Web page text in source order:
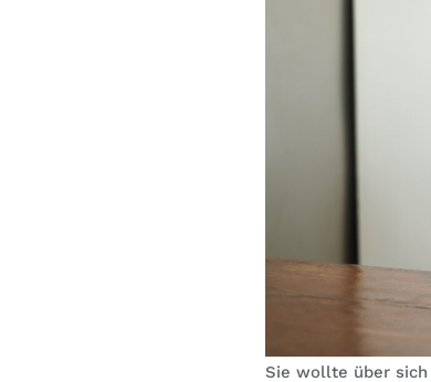
Sie wollte über sich